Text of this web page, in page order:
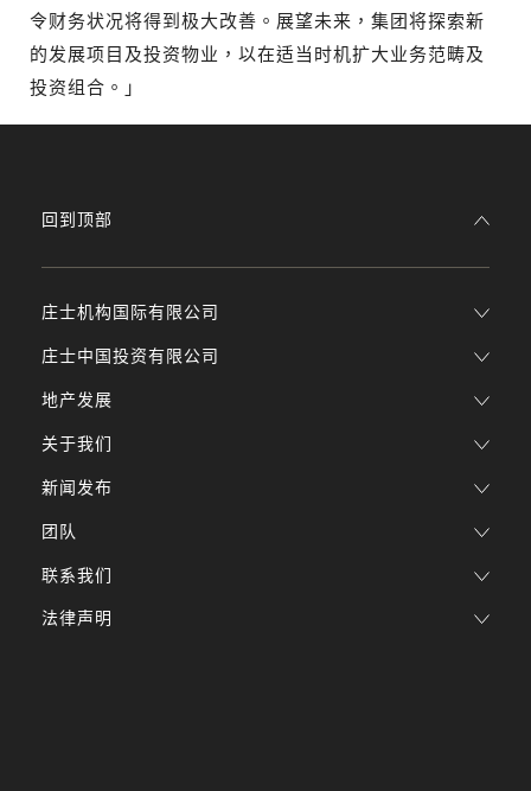
令财务状况将得到极大改善。展望未来，集团将探索新
的发展项目及投资物业，以在适当时机扩大业务范畴及
投资组合。」
庄士机构国际有限公司
庄士中国投资有限公司
地产发展
关于我们
新闻发布
团队
回到顶部
联系我们
法律声明